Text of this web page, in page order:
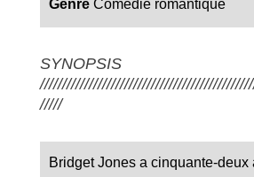
GenreComédie romantique
SYNOPSIS
/////
Bridget Jones a cinquante-deux